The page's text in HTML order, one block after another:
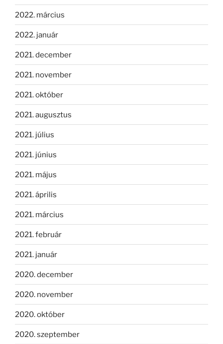
2022. március
2022. január
2021. december
2021. november
2021. október
2021. augusztus
2021. július
2021. június
2021. május
2021. április
2021. március
2021. február
2021. január
2020. december
2020. november
2020. október
2020. szeptember